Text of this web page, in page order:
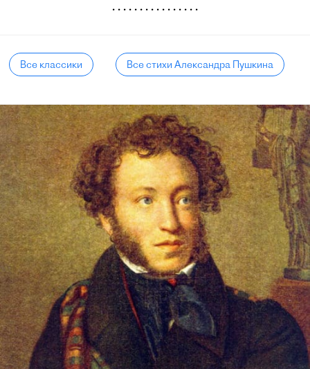
. . . . . . . . . . . . . . . .
Все классики Все стихи Александра Пушкина